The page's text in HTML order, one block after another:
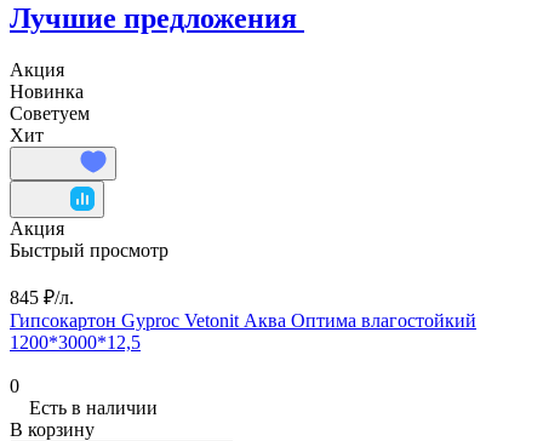
Лучшие предложения
Акция
Новинка
Советуем
Хит
Акция
Быстрый просмотр
845 ₽/л.
Гипсокартон Gyproc Vetonit Аква Оптима влагостойкий
1200*3000*12,5
0
Есть в наличии
В корзину